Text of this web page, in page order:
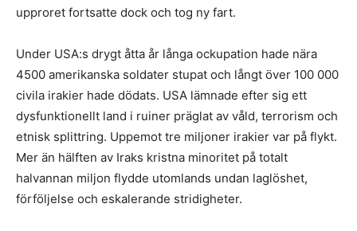
upproret fortsatte dock och tog ny fart.
Under USA:s drygt åtta år långa ockupation hade nära
4500 amerikanska soldater stupat och långt över 100 000
civila irakier hade dödats. USA lämnade efter sig ett
dysfunktionellt land i ruiner präglat av våld, terrorism och
etnisk splittring. Uppemot tre miljoner irakier var på flykt.
Mer än hälften av Iraks kristna minoritet på totalt
halvannan miljon flydde utomlands undan laglöshet,
förföljelse och eskalerande stridigheter.